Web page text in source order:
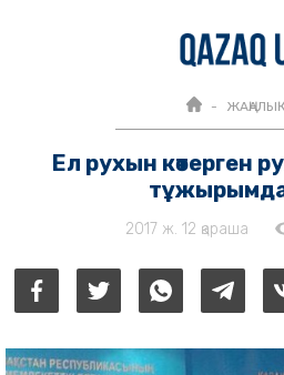
Ел рухын көтерген
2017 ж. 12 қараша